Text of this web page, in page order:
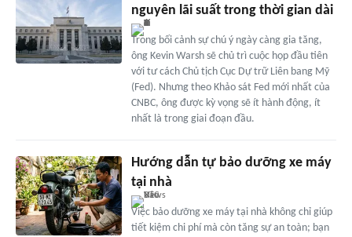
nguyên lãi suất trong thời gian dài
Trong bối cảnh sự chú ý ngày càng gia tăng,
ông Kevin Warsh sẽ chủ trì cuộc họp đầu tiên
với tư cách Chủ tịch Cục Dự trữ Liên bang Mỹ
(Fed). Nhưng theo Khảo sát Fed mới nhất của
CNBC, ông được kỳ vọng sẽ ít hành động, ít
nhất là trong giai đoạn đầu.
Hướng dẫn tự bảo dưỡng xe máy
tại nhà
Việc bảo dưỡng xe máy tại nhà không chỉ giúp
tiết kiệm chi phí mà còn tăng sự an toàn; bạn